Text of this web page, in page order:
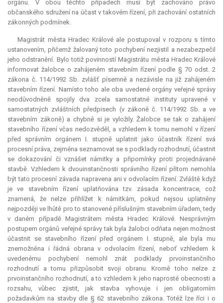
orgánu. V obou těchto případech musí být zachováno právo
občanského sdružení na účast v takovém řízení, při zachování ostatních
zákonných podmínek.
Magistrát města Hradec Králové ale postupoval v rozporu s tímto
ustanovením, přičemž žalovaný toto pochybení nezjistil a nezabezpečil
jeho odstranění. Bylo totiž povinností Magistrátu města Hradec Králové
informovat žalobce o zahájeném stavebním řízení podle § 70 odst. 2
zákona č. 114/1992 Sb. zvlášť písemně a nezávisle na již zahájeném
stavebním řízení. Namísto toho ale oba uvedené orgány veřejné správy
neodůvodněně spojily dva zcela samostatné instituty upravené v
samostatných zvláštních předpisech (v zákoně č. 114/1992 Sb. a ve
stavebním zákoně) a chybně si je vyložily. Žalobce se tak o zahájení
stavebního řízení včas nedozvěděl, a vzhledem k tomu nemohl v řízení
před správním orgánem I. stupně uplatnit jako účastník řízení svá
procesní práva, zejména seznamovat se s podklady rozhodnutí, účastnit
se dokazování či vznášet námitky a připomínky proti projednávané
stavbě. Vzhledem k dvouinstančnosti správního řízení přitom nemohla
být tato procesní závada napravena ani v odvolacím řízení. Zvláště když
je ve stavebním řízení uplatňována tzv. zásada koncentrace, což
znamená, že nelze přihlížet k námitkám, pokud nejsou uplatněny
nejpozději ve lhůtě pro to stanovené příslušným stavebním úřadem, tedy
v daném případě Magistrátem města Hradec Králové. Nesprávným
postupem orgánů veřejné správy tak byla žalobci odňata nejen možnost
účastnit se stavebního řízení před orgánem I. stupně, ale byla mu
znemožněna i řádná obrana v odvolacím řízení, neboť vzhledem k
uvedenému pochybení nemohl znát podklady prvoinstančního
rozhodnutí a tomu přizpůsobit svoji obranu. Kromě toho nelze z
prvoinstančního rozhodnutí, a to vzhledem k jeho naprosté obecnosti a
rozsahu, vůbec zjistit, jak stavba vyhovuje i jen obligatorním
požadavkům na stavby dle § 62 stavebního zákona. Totéž lze říci i o